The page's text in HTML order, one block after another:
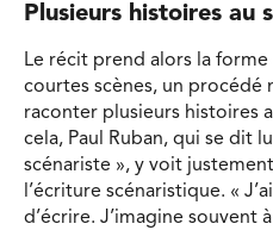
Plusieurs histoires au
Le récit prend alors la forme
courtes scènes, un procédé
raconter plusieurs histoires
cela, Paul Ruban, qui se dit
scénariste », y voit
l’écriture scénaristique. «
d’écrire. J’imagine souvent